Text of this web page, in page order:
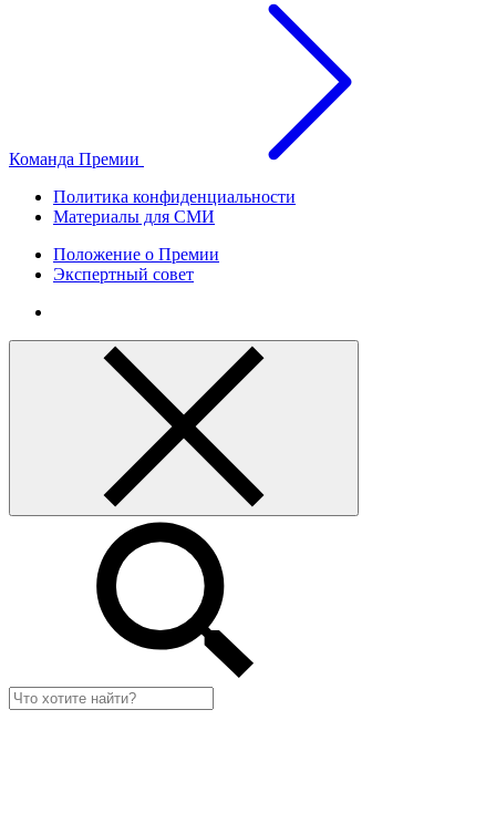
Команда Премии
Политика конфиденциальности
Материалы для СМИ
Положение о Премии
Экспертный совет